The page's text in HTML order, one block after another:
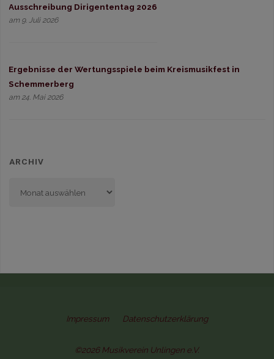
Ausschreibung Dirigententag 2026
am 9. Juli 2026
Ergebnisse der Wertungsspiele beim Kreismusikfest in
Schemmerberg
am 24. Mai 2026
ARCHIV
Impressum Datenschutzerklärung
©2026 Musikverein Unlingen e.V.